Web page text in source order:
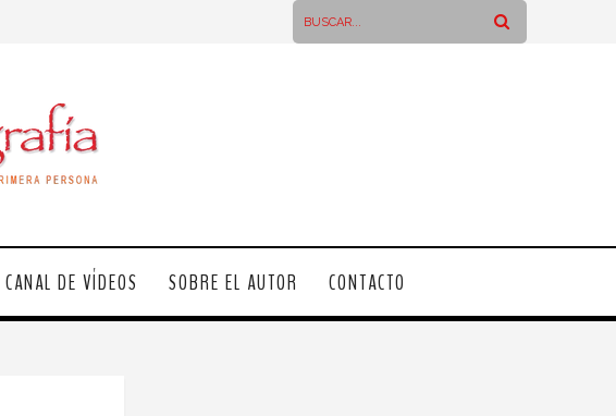
CANAL DE VÍDEOS SOBRE EL AUTOR CONTACTO